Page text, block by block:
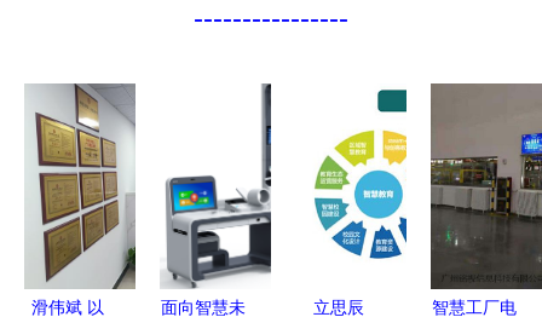
----------------
滑伟斌 以
面向智慧未
立思辰
智慧工厂电